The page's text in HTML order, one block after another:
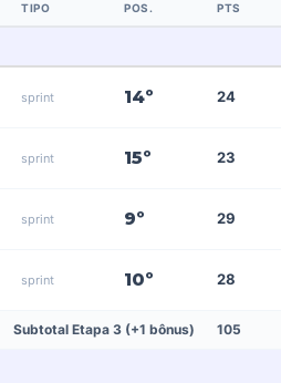
TIPO POS. PTS
sprint 14º 24
sprint 15º 23
sprint 9º 29
sprint 10º 28
Subtotal Etapa 3 (+1 bônus) 105